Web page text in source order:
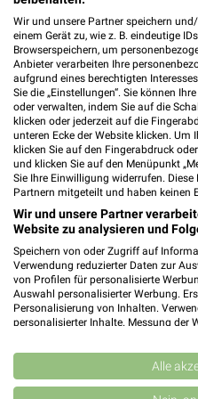
21,8 km
Spare bis zu 70%
Gültig bis Sa. 15.08.
Polster Aktuell
Wir und unsere Partner speichern
einem Gerät zu, wie z. B. eindeutige
Browserspeichern, um
Anbieter verarbeiten Ihre
aufgrund eines berechtigten
Sie die „Einstellungen“. Sie können
oder verwalten, indem Sie auf die
klicken oder jederzeit auf die
unteren Ecke der Website klicken. Um
klicken Sie auf den Fingerabdruck
und klicken Sie auf den Menüpunkt
Sie Ihre Einwilligung widerrufen.
Partnern mitgeteilt und haben keinen
Wir und unsere Partner
Website zu analysieren und
Speichern von oder Zugriff auf
Verwendung reduzierter Daten zur
von Profilen für personalisierte
Auswahl personalisierter Werbung.
Personalisierung von Inhalten.
personalisierter Inhalte. Messung der
Kombinationen von Daten aus
Verbesserung der Angebote.
von Inhalten.
Daten können außerhalb der
Alle